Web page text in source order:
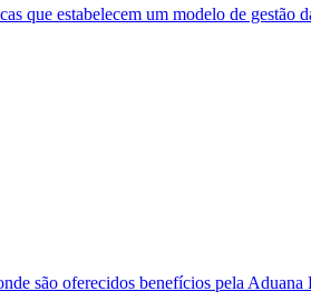
que estabelecem um modelo de gestão
são oferecidos benefícios pela